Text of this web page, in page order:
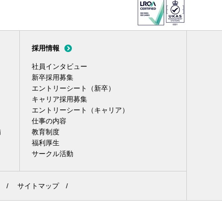
採用情報
社員インタビュー
新卒採用募集
エントリーシート（新卒）
キャリア採用募集
エントリーシート（キャリア）
仕事の内容
教育制度
福利厚生
サークル活動
/ サイトマップ/